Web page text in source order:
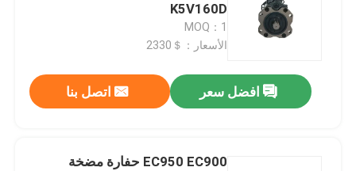
K5V160D
MOQ：1
الأسعار：＄2330
افضل سعر اتصل بنا
EC950 EC900 حفارة مضخة